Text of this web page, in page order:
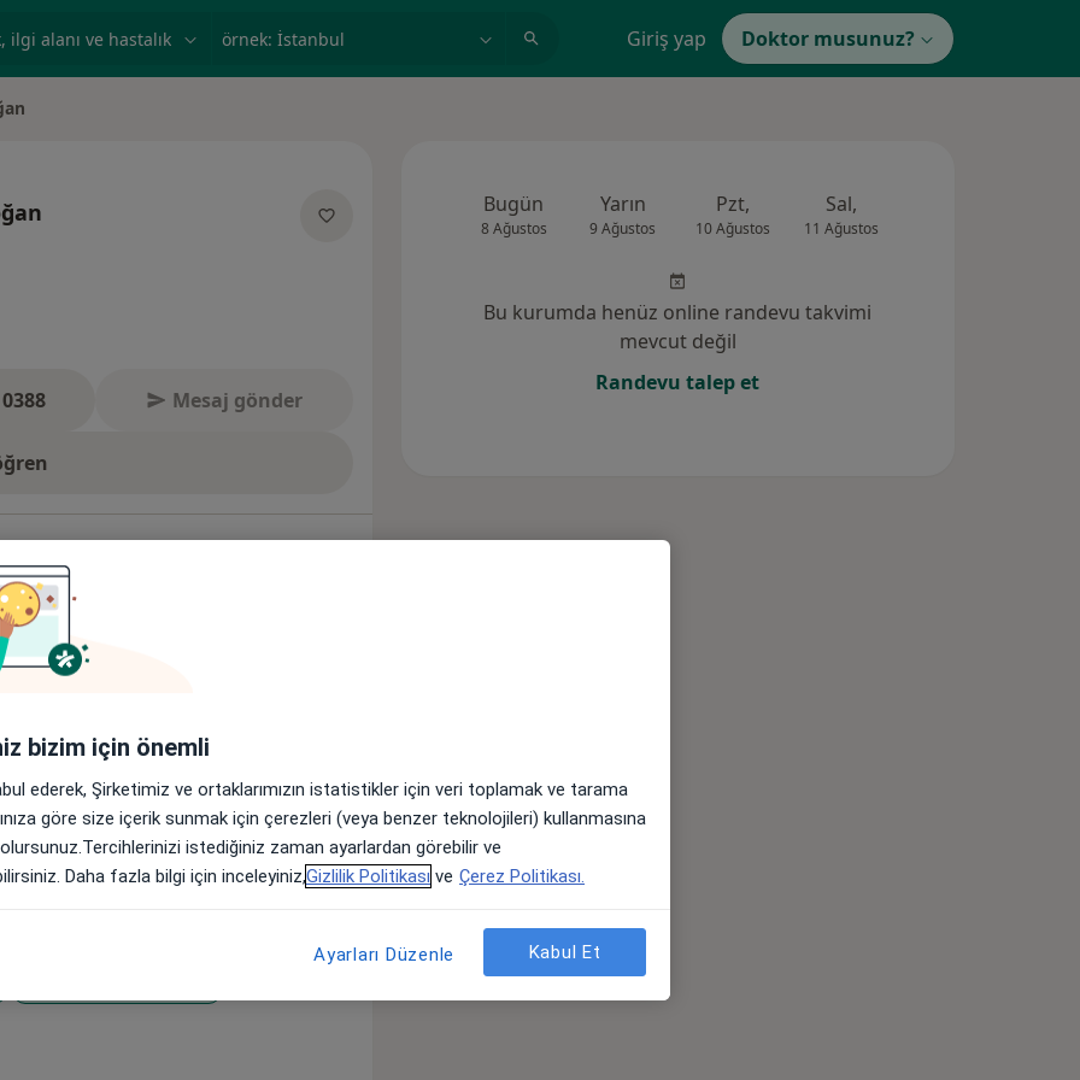
örnek: İstanbul Giriş yap Doktor musunuz?
Mesaj gönder
Sigortalar Görüşler (28)
köyünde doğdu. İlkokul ve ortaokul
1992-1998 yılları arasında
1998-1999 ve 2001-2002 yılları
İşletme Hekimi olarak çalıştı. 1999-
Daire Başkanlığında Tabip Asteğmen
yıllarında Osmangazi
Asistanlığı yaptı. 2003 yılında
başladığı asistanlık
Uzmanı oldu. 2008-2010 yılları
Radyoloji Uzmanı olarak
Bugün
8 Ağustos
Yarın
9 Ağustos
Pzt,
10 Ağustos
Sal,
11 Ağustos
Bu kurumda henüz online randevu takvimi
mevcut değil
Randevu talep et
bizim için önemli
ederek, Şirketimiz ve ortaklarımızın istatistikler için veri toplamak ve tarama
göre size içerik sunmak için çerezleri (veya benzer teknolojileri) kullanmasına
istediğiniz zaman ayarlardan görebilir ve
Daha fazla bilgi için inceleyiniz,Gizlilik Politikası ve Çerez Politikası.
Ayarları Düzenle Kabul Et